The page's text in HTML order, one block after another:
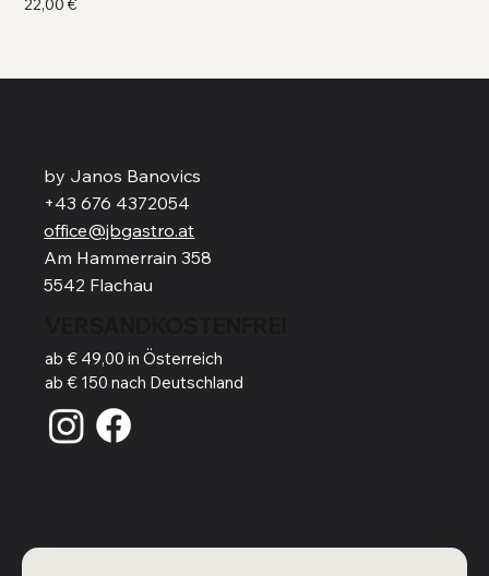
22,00 €
by Janos Banovics
+43 676 4372054
office@jbgastro.at
Am Hammerrain 358
5542 Flachau
ab € 49,00 in Österreich
ab € 150 nach Deutschland